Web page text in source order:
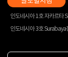
인도네시아 1호 자카르타
인도네시아 3호 Surabaya